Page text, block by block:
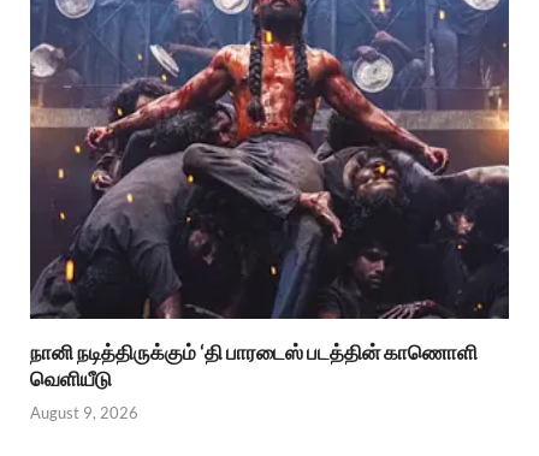
நானி நடித்திருக்கும் ‘தி பாரடைஸ் படத்தின் காணொளி
வெளியீடு
August 9, 2026